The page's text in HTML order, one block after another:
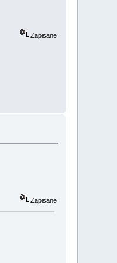
Zapisane
Zapisane